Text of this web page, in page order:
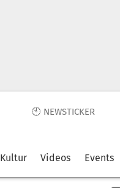
🕙 NEWSTICKER
Kultur Videos Events